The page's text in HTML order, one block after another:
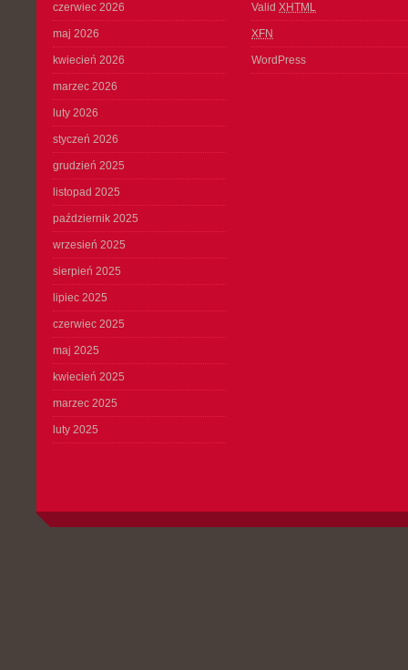
czerwiec 2026
maj 2026
kwiecień 2026
marzec 2026
luty 2026
styczeń 2026
grudzień 2025
listopad 2025
październik 2025
wrzesień 2025
sierpień 2025
lipiec 2025
czerwiec 2025
maj 2025
kwiecień 2025
marzec 2025
luty 2025
Valid XHTML
XFN
WordPress